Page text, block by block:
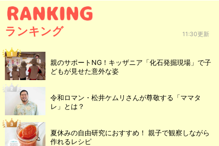
ランキング 11:30更新
親のサポートNG！キッザニア「化石発掘現場」で子
どもが見せた意外な姿
令和ロマン・松井ケムリさんが尊敬する「ママタ
レ」とは？
夏休みの自由研究におすすめ！ 親子で観察しながら
作れるレシピ